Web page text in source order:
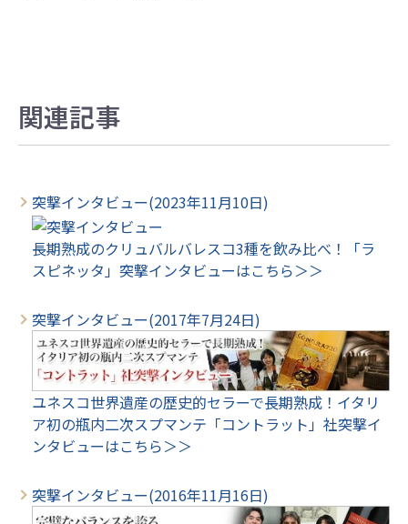
関連記事
突撃インタビュー(2023年11月10日)
長期熟成のクリュバルバレスコ3種を飲み比べ！「ラ
スピネッタ」突撃インタビューはこちら＞＞
突撃インタビュー(2017年7月24日)
ユネスコ世界遺産の歴史的セラーで長期熟成！イタリ
ア初の瓶内二次スプマンテ「コントラット」社突撃イ
ンタビューはこちら＞＞
突撃インタビュー(2016年11月16日)